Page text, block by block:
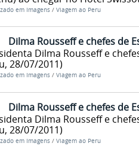
em Imagens / Viagem ao Peru
Dilma Rousseff e chefes de
Dilma Rousseff e
28/07/2011)
em Imagens / Viagem ao Peru
Dilma Rousseff e chefes de
Dilma Rousseff e
28/07/2011)
em Imagens / Viagem ao Peru